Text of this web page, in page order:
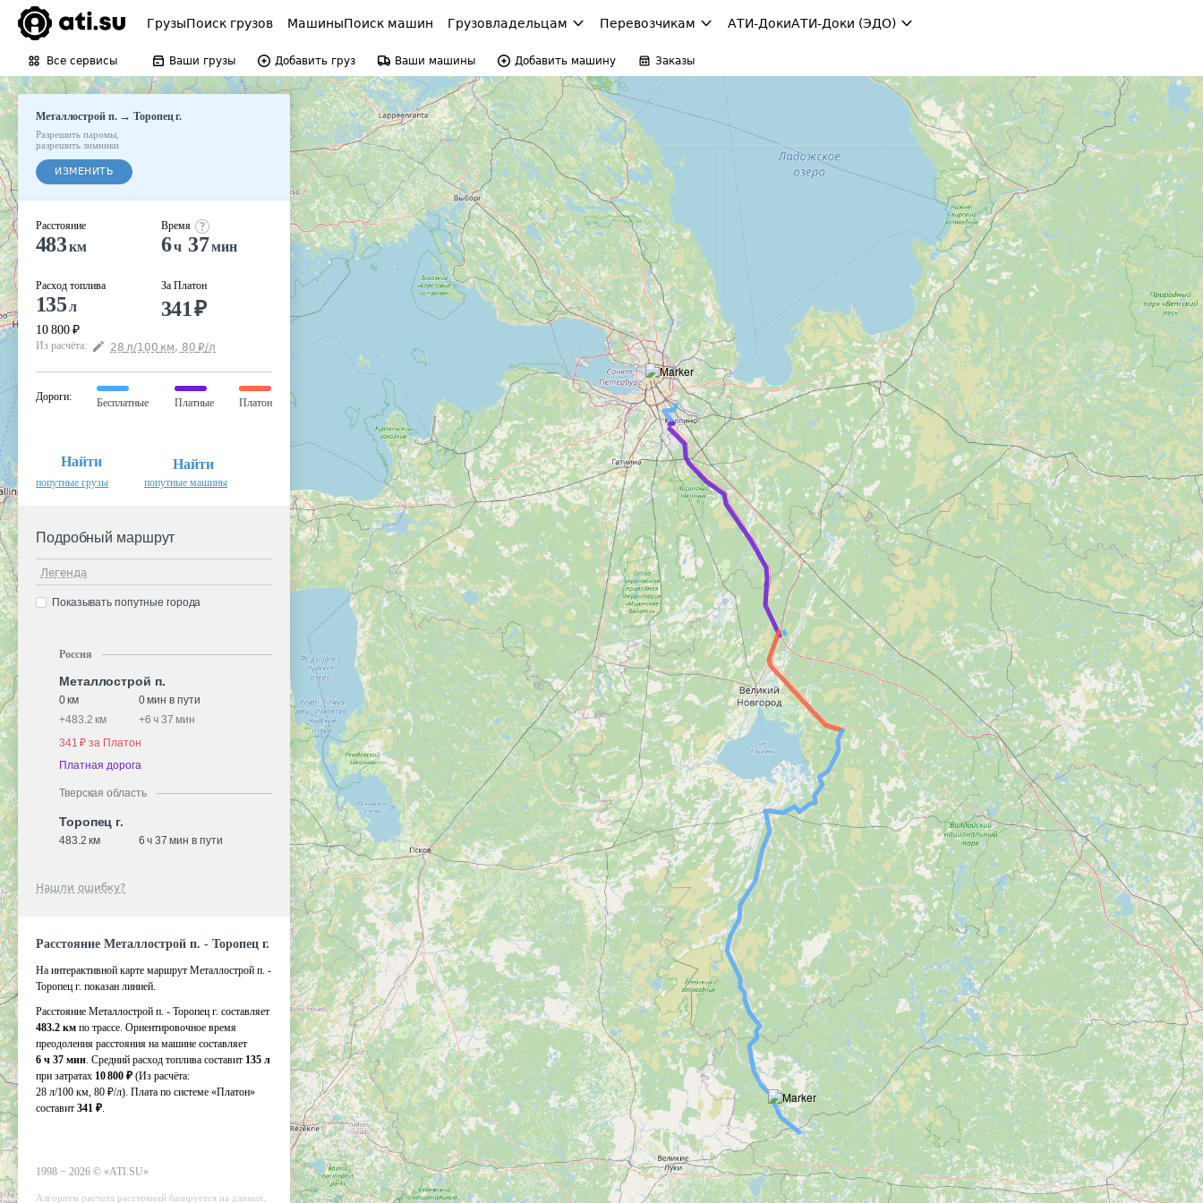
ГрузыПоиск грузов МашиныПоиск машин Грузовладельцам Перевозчикам АТИ-ДокиАТИ-Доки (ЭДО)
Все сервисы Ваши грузы Добавить груз Ваши машины Добавить машину Заказы
Металлострой п.→Торопец г.
Разрешить паромы
разрешить зимники
ИЗМЕНИТЬ
Расстояние
483км
Расход топлива
135л
10 800 ₽
Время
6ч 37мин
За Платон
341₽
Из расчёта: 28 л/100 км, 80 ₽/л
Дороги:
Бесплатные Платные Платон
Найти
попутные грузы
Найти
попутные машины
Подробный маршрут
Легенда
Показывать попутные города
Россия
Металлострой п.
0 км
0 мин в пути
+483.2 км +6 ч 37 мин
341 ₽ за Платон
Платная дорога
Тверская область
Торопец г.
483.2 км 6 ч 37 мин в пути
Нашли ошибку?
Расстояние Металлострой п. - Торопец г.
На интерактивной карте маршрут Металлострой п. -
Торопец г. показан линией.
Расстояние Металлострой п. - Торопец г. составляет
483.2 км по трассе. Ориентировочное время
преодоления расстояния на машине составляет
6 ч 37 мин. Средний расход топлива составит 135 л
при затратах 10 800 ₽ (Из расчёта:
28 л/100 км, 80 ₽/л). Плата по системе «Платон»
составит 341 ₽.
1998 − 2026 © «ATI.SU»
Алгоритм расчета расстояний базируется на данных,